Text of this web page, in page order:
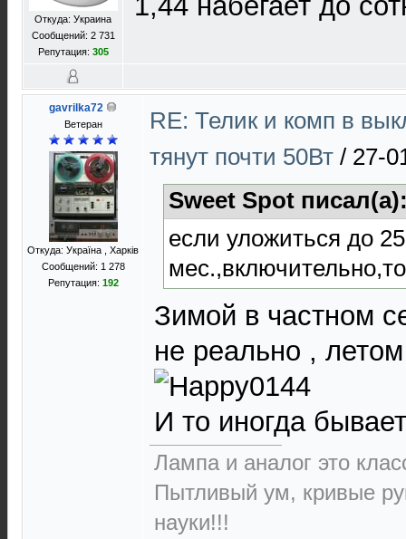
Откуда: Украина
Сообщений: 2 731
Репутация: 305
gavrilka72
Ветеран
Откуда: Україна , Харків
Сообщений: 1 278
Репутация: 192
RE: Телик и комп в
тянут почти 50Вт / 27-
Sweet Spot
если уложиться до
Зимой в частном
не реально ,
И то иногда
Лампа и аналог это
Пытливый ум, кривые
науки!!!